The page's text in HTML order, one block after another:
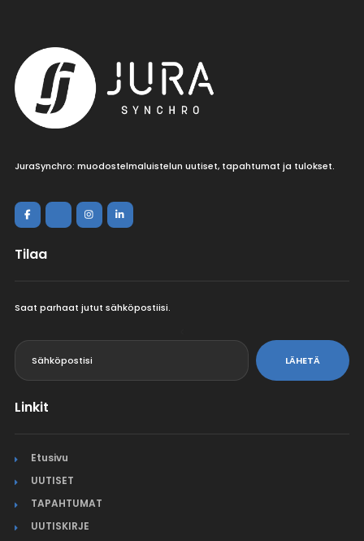
JuraSynchro: muodostelmaluistelun uutiset, tapahtumat ja tulokset.
Tilaa
Saat parhaat jutut sähköpostiisi.
LÄHETÄ
Linkit
Etusivu
UUTISET
TAPAHTUMAT
UUTISKIRJE